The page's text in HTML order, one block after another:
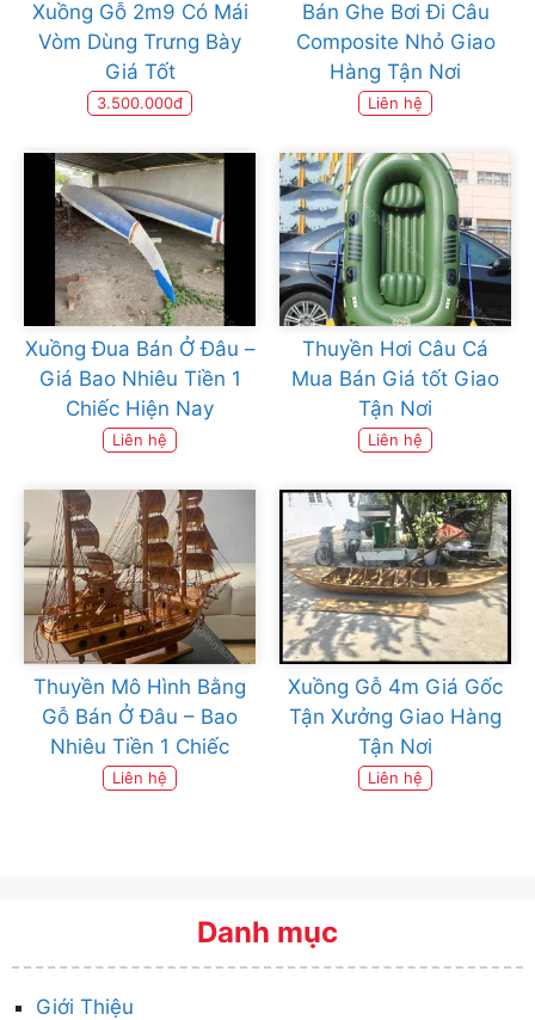
Xuồng Gỗ 2m9 Có Mái
Vòm Dùng Trưng Bày
Giá Tốt
3.500.000đ
Bán Ghe Bơi Đi Câu
Composite Nhỏ Giao
Hàng Tận Nơi
Liên hệ
Xuồng Đua Bán Ở Đâu –
Giá Bao Nhiêu Tiền 1
Chiếc Hiện Nay
Liên hệ
Thuyền Hơi Câu Cá
Mua Bán Giá tốt Giao
Tận Nơi
Liên hệ
Thuyền Mô Hình Bằng
Gỗ Bán Ở Đâu – Bao
Nhiêu Tiền 1 Chiếc
Liên hệ
Xuồng Gỗ 4m Giá Gốc
Tận Xưởng Giao Hàng
Tận Nơi
Liên hệ
Danh mục
Giới Thiệu